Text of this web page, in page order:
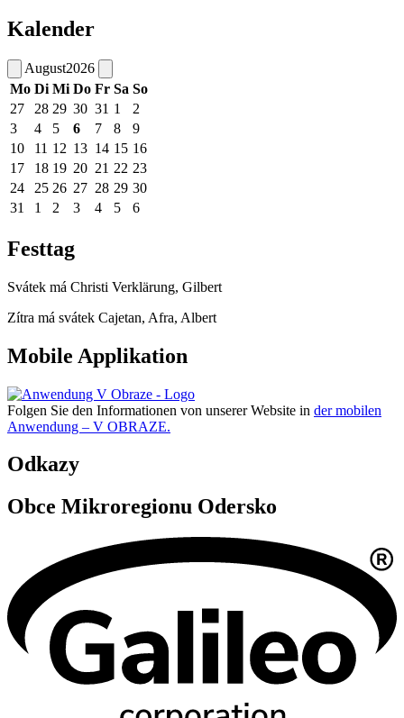
Kalender
August2026
Mo Di Mi Do Fr Sa So
27
28 29 30 31 1
2
3
4 5 6 7 8
9
10
11 12 13 14 15 16
17
18 19 20 21 22 23
24
25 26 27 28 29 30
31
1 2 3 4 5 6
Festtag
Svátek má Christi Verklärung, Gilbert
Zítra má svátek Cajetan, Afra, Albert
Mobile Applikation
Folgen Sie den Informationen von unserer Website in der mobilen
Anwendung – V OBRAZE.
Odkazy
Obce Mikroregionu Odersko